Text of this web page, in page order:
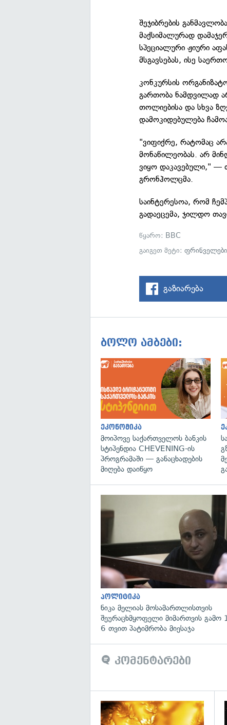
შეჯიბრების
მაქსიმალურად
სპეციალური ჟიური
მსგავსებას, ისე
კონკურსის
გართობა ნამდვილად
თოლიებისა და სხვა
დამოკიდებულება
"ვიფიქრე, რატომაც
მონაწილეობას. არ
ვიყო დაკავებული," —
გრონჰოლცმა.
საინტერესოა, რომ
გადაეცემა, ჯილდო
წყარო: BBC
გაიგეთ მეტი:ფრინველები
გაზიარება
ბოლო ამბები:
ეკონომიკა
მოიპოვე საქართველოს ბანკის
სტიპენდია CHEVENING-ის
პროგრამაში — განაცხადების
მიღება დაიწყო
პოლიტიკა
ნიკა მელიას მოსამართლისთვის
შეურაცხმყოფელი მიმართვის
6 თვით პატიმრობა მიესაჯა
კომენტარები